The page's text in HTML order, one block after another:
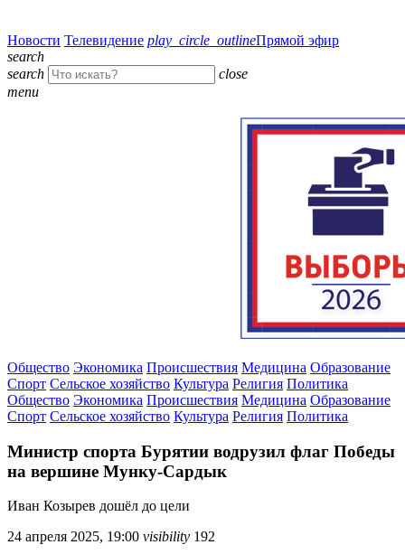
Новости Телевидение play_circle_outlineПрямой эфир
search
search
close
menu
Общество Экономика Происшествия Медицина Образование
Спорт Сельское хозяйство Культура Религия Политика
Общество Экономика Происшествия Медицина Образование
Спорт Сельское хозяйство Культура Религия Политика
Министр спорта Бурятии водрузил флаг Победы
на вершине Мунку-Сардык
Иван Козырев дошёл до цели
24 апреля 2025, 19:00 visibility 192